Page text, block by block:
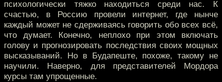
психологически тяжко находиться среди нас. К
счастью, в Россию провели интернет, где нынче
каждый может не сдерживаясь говорить обо всех всё,
что думает. Конечно, неплохо при этом включать
голову и прогнозировать последствия своих мощных
высказываний. Но в Будапеште, похоже, такому не
научили. Наверно, для представителей Мордора
курсы там упрощенные.